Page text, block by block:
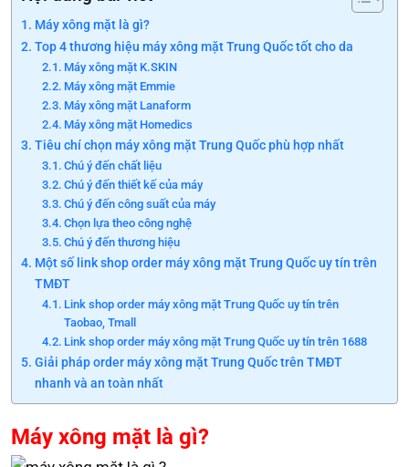
Máy xông mặt là gì?
Top 4 thương hiệu máy xông mặt Trung Quốc tốt cho da
Máy xông mặt K.SKIN
Máy xông mặt Emmie
Máy xông mặt Lanaform
Máy xông mặt Homedics
Tiêu chí chọn máy xông mặt Trung Quốc phù hợp nhất
Chú ý đến chất liệu
Chú ý đến thiết kế của máy
Chú ý đến công suất của máy
Chọn lựa theo công nghệ
Chú ý đến thương hiệu
Một số link shop order máy xông mặt Trung Quốc uy tín trên
TMĐT
Link shop order máy xông mặt Trung Quốc uy tín trên
Taobao, Tmall
Link shop order máy xông mặt Trung Quốc uy tín trên 1688
Giải pháp order máy xông mặt Trung Quốc trên TMĐT
nhanh và an toàn nhất
Máy xông mặt là gì?